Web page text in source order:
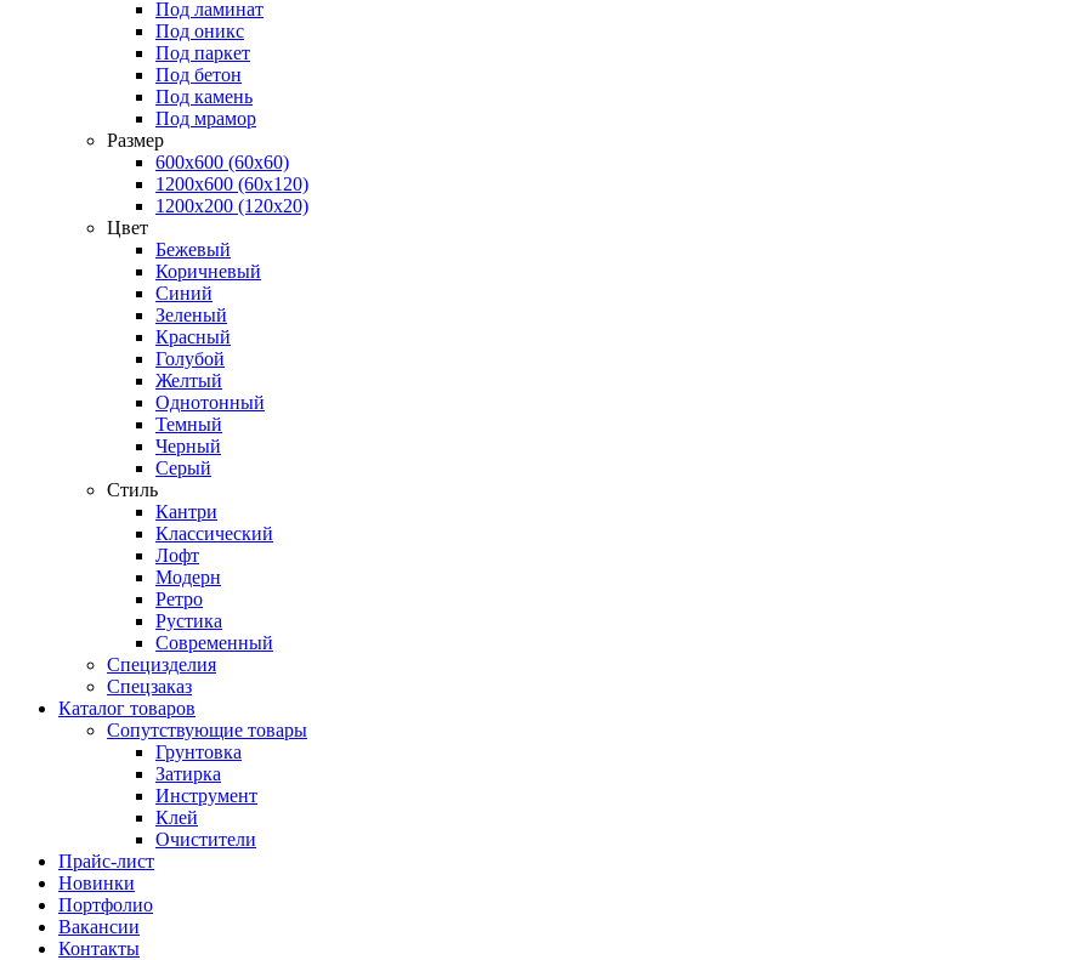
Под ламинат
Под оникс
Под паркет
Под бетон
Под камень
Под мрамор
Размер
600х600 (60x60)
1200х600 (60x120)
1200х200 (120x20)
Цвет
Бежевый
Коричневый
Синий
Зеленый
Красный
Голубой
Желтый
Однотонный
Темный
Черный
Серый
Стиль
Кантри
Классический
Лофт
Модерн
Ретро
Рустика
Современный
Специзделия
Спецзаказ
Каталог товаров
Сопутствующие товары
Грунтовка
Затирка
Инструмент
Клей
Очистители
Прайс-лист
Новинки
Портфолио
Вакансии
Контакты